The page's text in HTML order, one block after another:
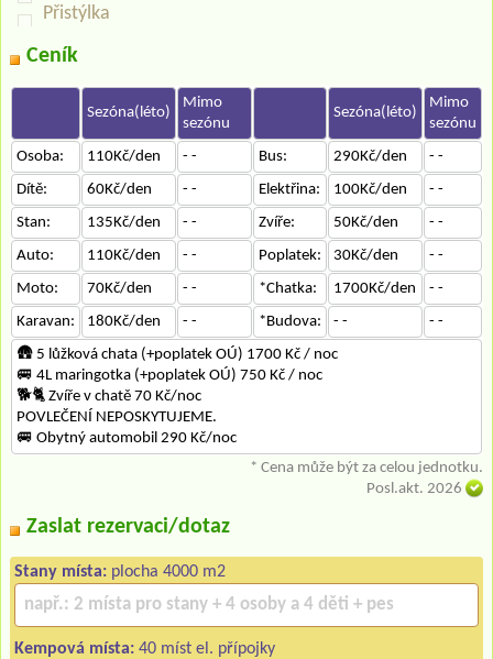
Přistýlka
Ceník
Sezóna(léto)
Mimo
sezónu
Sezóna(léto)
Mimo
sezónu
Osoba:
110Kč/den - - Bus: 290Kč/den
- -
Dítě:
60Kč/den - - Elektřina: 100Kč/den
- -
Stan:
135Kč/den - - Zvíře: 50Kč/den
- -
Auto:
110Kč/den - - Poplatek: 30Kč/den
- -
Moto:
70Kč/den - - *Chatka: 1700Kč/den
- -
Karavan:
180Kč/den - - *Budova: - -
- -
🛖 5 lůžková chata (+poplatek OÚ) 1700 Kč / noc
🚐 4L maringotka (+poplatek OÚ) 750 Kč / noc
🐕‍🐈 Zvíře v chatě 70 Kč/noc
POVLEČENÍ NEPOSKYTUJEME.
🚐 Obytný automobil 290 Kč/noc
* Cena může být za celou jednotku.
Posl.akt. 2026
Zaslat rezervaci/dotaz
Stany místa: plocha 4000 m2
Kempová místa: 40 míst el. přípojky